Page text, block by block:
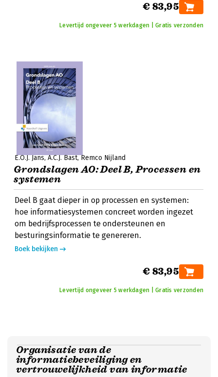
€ 83,95
Levertijd ongeveer 5 werkdagen | Gratis verzonden
E.O.J. Jans A.C.J. Bast Remco Nijland
Grondslagen AO: Deel B, Processen en
systemen
Deel B gaat dieper in op processen en systemen:
hoe informatiesystemen concreet worden ingezet
om bedrijfsprocessen te ondersteunen en
besturingsinformatie te genereren.
Boek bekijken
€ 83,95
Levertijd ongeveer 5 werkdagen | Gratis verzonden
Organisatie van de
informatiebeveiliging en
vertrouwelijkheid van informatie